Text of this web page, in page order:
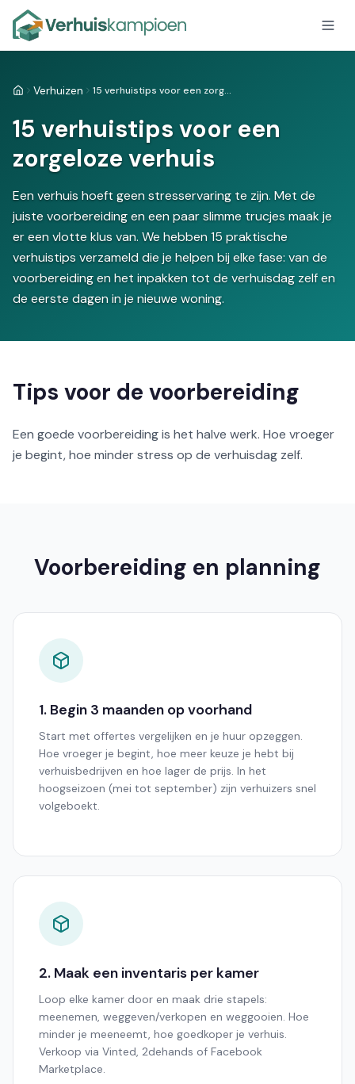
HomeVerhuizen 15 verhuistips voor een zorgeloze verhuis
15 verhuistips voor een
zorgeloze verhuis
Een verhuis hoeft geen stresservaring te zijn. Met de
juiste voorbereiding en een paar slimme trucjes maak je
er een vlotte klus van. We hebben 15 praktische
verhuistips verzameld die je helpen bij elke fase: van de
voorbereiding en het inpakken tot de verhuisdag zelf en
de eerste dagen in je nieuwe woning.
Tips voor de voorbereiding
Een goede voorbereiding is het halve werk. Hoe vroeger
je begint, hoe minder stress op de verhuisdag zelf.
Voorbereiding en planning
1. Begin 3 maanden op voorhand
Start met offertes vergelijken en je huur opzeggen.
Hoe vroeger je begint, hoe meer keuze je hebt bij
verhuisbedrijven en hoe lager de prijs. In het
hoogseizoen (mei tot september) zijn verhuizers snel
volgeboekt.
2. Maak een inventaris per kamer
Loop elke kamer door en maak drie stapels:
meenemen, weggeven/verkopen en weggooien. Hoe
minder je meeneemt, hoe goedkoper je verhuis.
Verkoop via Vinted, 2dehands of Facebook
Marketplace.